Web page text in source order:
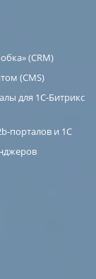
(CRM)
(CMS)
для 1С-Битрикс
порталов и 1С